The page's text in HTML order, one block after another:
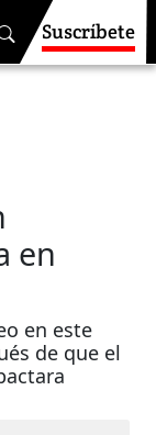
Suscríbete
en
en este
de que el